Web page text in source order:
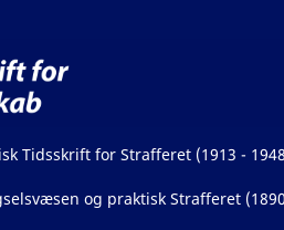
Tidsskrift for Strafferet (1913 -
og praktisk Strafferet